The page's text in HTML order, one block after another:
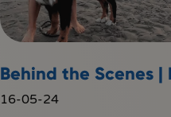
Behind the Scenes |
16-05-24